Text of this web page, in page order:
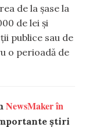
de la șase la
de lei și
publice sau de
o perioadă de
NewsMaker în
știri